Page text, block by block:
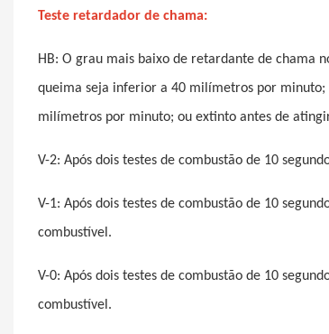
Teste retardador de chama:
HB: O grau mais baixo de retardante de chama
queima seja inferior a 40 milímetros por
milímetros por minuto; ou extinto antes de
V-2: Após dois testes de combustão de 10
V-1: Após dois testes de combustão de 10
combustível.
V-0: Após dois testes de combustão de 10
combustível.